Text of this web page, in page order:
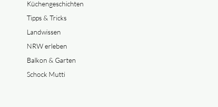
Küchengeschichten
Tipps & Tricks
Landwissen
NRW erleben
Balkon & Garten
Schock Mutti